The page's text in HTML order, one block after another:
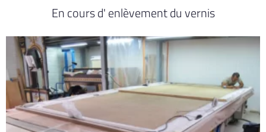
En cours d' enlèvement du vernis